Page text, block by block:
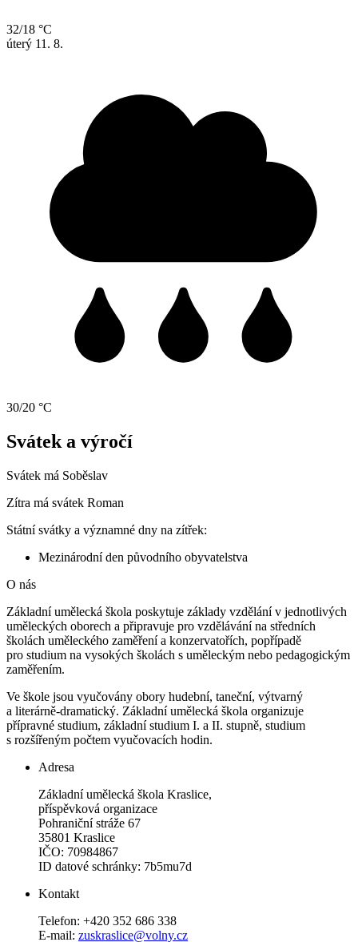
32/18 °C
úterý 11. 8.
30/20 °C
Svátek a výročí
Svátek má Soběslav
Zítra má svátek Roman
Státní svátky a významné dny na zítřek:
Mezinárodní den původního obyvatelstva
O nás
Základní umělecká škola poskytuje základy vzdělání v jednotlivých
uměleckých oborech a připravuje pro vzdělávání na středních
školách uměleckého zaměření a konzervatořích, popřípadě
pro studium na vysokých školách s uměleckým nebo pedagogickým
zaměřením.
Ve škole jsou vyučovány obory hudební, taneční, výtvarný
a literárně-dramatický. Základní umělecká škola organizuje
přípravné studium, základní studium I. a II. stupně, studium
s rozšířeným počtem vyučovacích hodin.
Adresa
Základní umělecká škola Kraslice,
příspěvková organizace
Pohraniční stráže 67
35801 Kraslice
IČO: 70984867
ID datové schránky: 7b5mu7d
Kontakt
Telefon: +420 352 686 338
E-mail: zuskraslice@volny.cz